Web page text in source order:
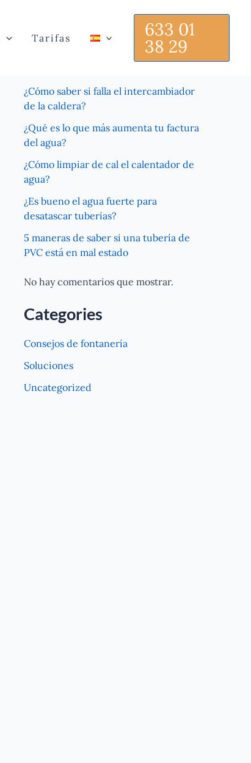
Tarifas 633 01
38 29
¿Cómo saber si falla el intercambiador
de la caldera?
¿Qué es lo que más aumenta tu factura
del agua?
¿Cómo limpiar de cal el calentador de
agua?
¿Es bueno el agua fuerte para
desatascar tuberías?
5 maneras de saber si una tubería de
PVC está en mal estado
No hay comentarios que mostrar.
Categories
Consejos de fontanería
Soluciones
Uncategorized